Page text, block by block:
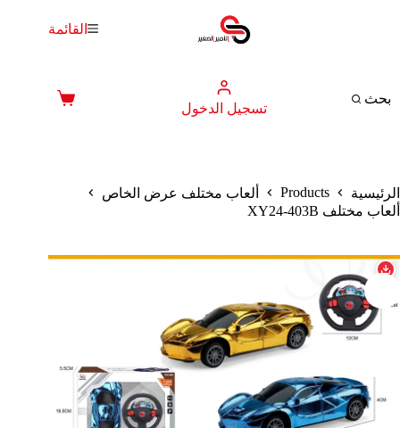
القائمة
بحث
تسجيل الدخول
عربة
الرئيسية Products
ألعاب مختلف عرض الخاص
ألعاب مختلف XY24-403B